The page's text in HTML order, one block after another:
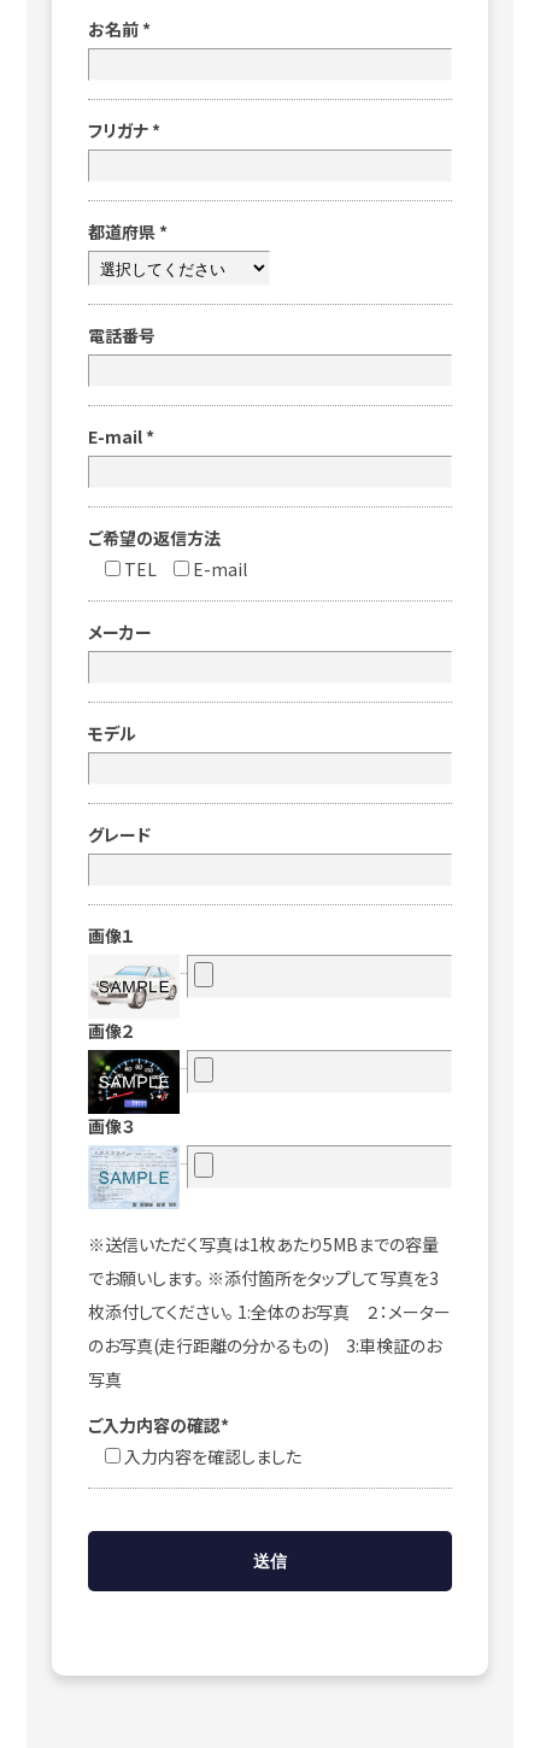
お名前 *
フリガナ *
都道府県 *
電話番号
E-mail *
ご希望の返信方法
TEL
E-mail
メーカー
モデル
グレード
画像１
画像２
画像３
※送信いただく写真は1枚あたり5MBまでの容量
でお願いします。 ※添付箇所をタップして写真を3
枚添付してください。 1:全体のお写真 ２：メーター
のお写真(走行距離の分かるもの) 3:車検証のお
写真
ご入力内容の確認*
入力内容を確認しました